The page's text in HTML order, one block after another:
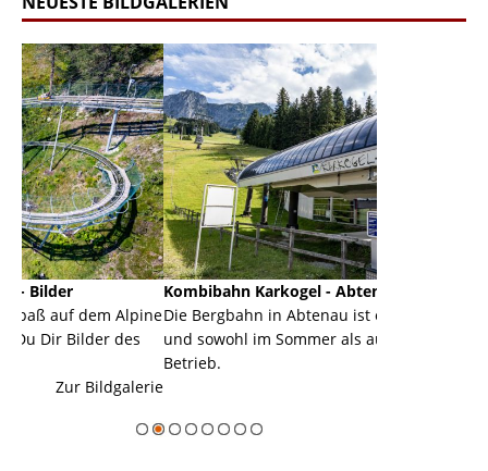
Alpine
des
Kombibahn Karkogel - Abtenau - Salzburg
Die Bergbahn in Abtenau ist eine Kombibahn
und sowohl im Sommer als auch im Winter in